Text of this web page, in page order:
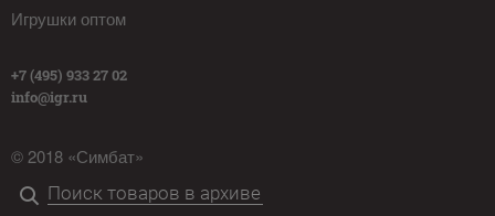
Игрушки оптом
+7 (495) 933 27 02
info@igr.ru
© 2018 «Симбат»